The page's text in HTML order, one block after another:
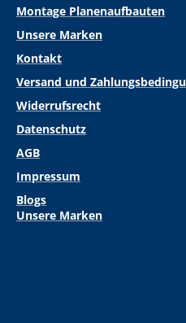
Montage Planenaufbauten
Unsere Marken
Kontakt
Versand und
Widerrufsrecht
Datenschutz
AGB
Impressum
Blogs
Unsere Marken